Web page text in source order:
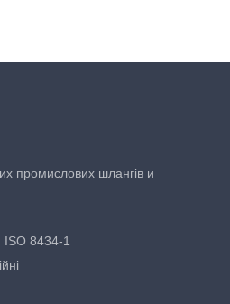
промислових шлангів и
ISO 8434-1